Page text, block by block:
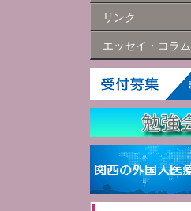
リンク
エッセイ・コラム